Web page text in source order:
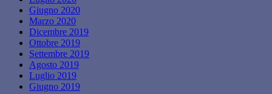
Giugno 2020
Marzo 2020
Dicembre 2019
Ottobre 2019
Settembre 2019
Agosto 2019
Luglio 2019
Giugno 2019